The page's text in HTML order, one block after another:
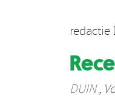
redactie
DUIN,